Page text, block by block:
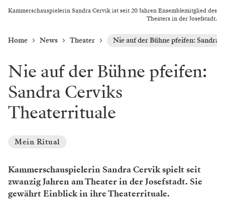
Kammerschauspielerin Sandra Cervik ist seit 20 Jahren Ensemblemitglied des
Theaters in der Josefstadt.
Home News Theater Nie auf der Bühne pfeifen: Sandra
Nie auf der Bühne pfeifen:
Sandra Cerviks
Theaterrituale
Mein Ritual
Kammerschauspielerin Sandra Cervik spielt seit
zwanzig Jahren am Theater in der Josefstadt. Sie
gewährt Einblick in ihre Theaterrituale.